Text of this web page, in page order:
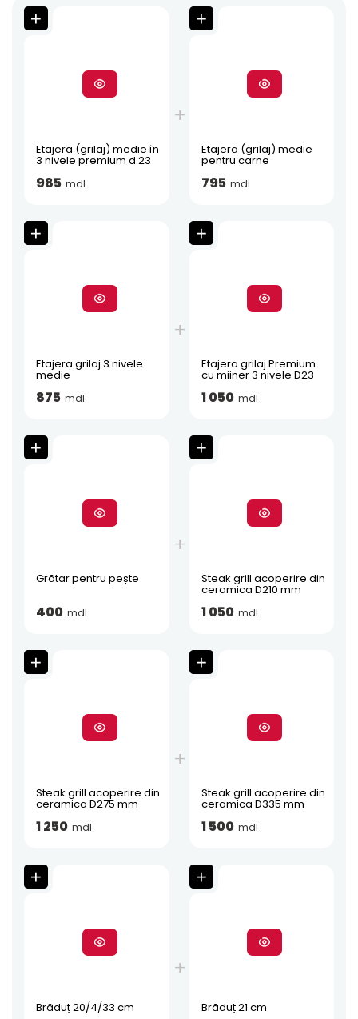
Etajeră (grilaj) medie în
3 nivele premium d.23
985 mdl
Etajeră (grilaj) medie
pentru carne
795 mdl
Etajera grilaj 3 nivele
medie
875 mdl
Etajera grilaj Premium
cu miiner 3 nivele D23
1 050 mdl
Grătar pentru pește
400 mdl
Steak grill acoperire din
ceramica D210 mm
1 050 mdl
Steak grill acoperire din
ceramica D275 mm
1 250 mdl
Steak grill acoperire din
ceramica D335 mm
1 500 mdl
Brăduț 20/4/33 cm Brăduț 21 cm